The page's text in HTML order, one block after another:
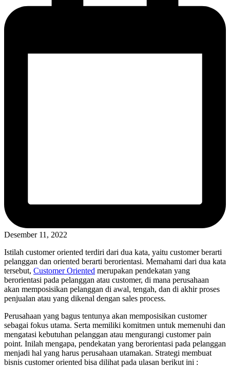
Desember 11, 2022
Istilah customer oriented terdiri dari dua kata, yaitu customer berarti
pelanggan dan oriented berarti berorientasi. Memahami dari dua kata
tersebut, Customer Oriented merupakan pendekatan yang
berorientasi pada pelanggan atau customer, di mana perusahaan
akan memposisikan pelanggan di awal, tengah, dan di akhir proses
penjualan atau yang dikenal dengan sales process.
Perusahaan yang bagus tentunya akan memposisikan customer
sebagai fokus utama. Serta memiliki komitmen untuk memenuhi dan
mengatasi kebutuhan pelanggan atau mengurangi customer pain
point. Inilah mengapa, pendekatan yang berorientasi pada pelanggan
menjadi hal yang harus perusahaan utamakan. Strategi membuat
bisnis customer oriented bisa dilihat pada ulasan berikut ini :